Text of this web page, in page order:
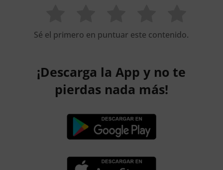
Sé el primero en puntuar este contenido.
¡Descarga la App y no te
pierdas nada más!